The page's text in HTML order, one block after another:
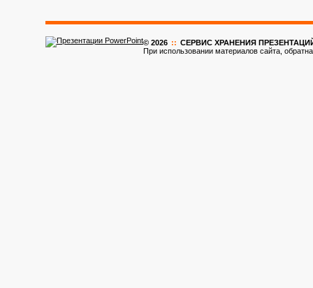
© 2026 :: CЕРВИС ХРАНЕНИЯ ПРЕЗЕНТАЦИЙ
При использовании материалов сайта,